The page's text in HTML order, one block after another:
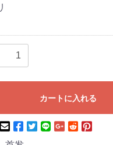
カートに入れる